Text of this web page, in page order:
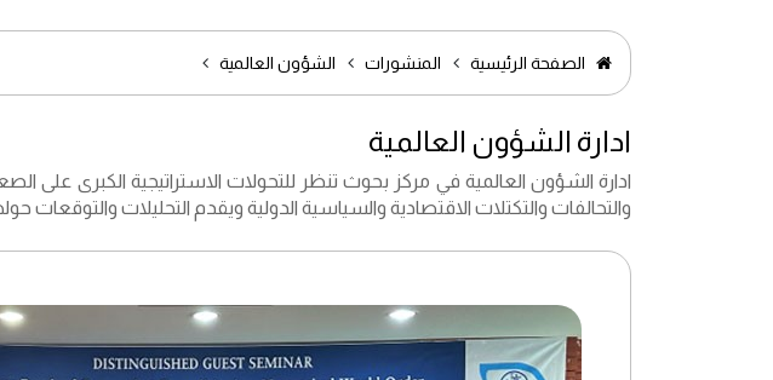
الصفحة الرئيسية المنشورات الشؤون العالمية
ادارة الشؤون العالمية
ادارة الشؤون العالمية في مركز بحوث تنظر للتحولات الاستراتيجية الكبرى على
والتحالفات والتكتلات الاقتصادية والسياسية الدولية ويقدم التحليلات والتوقعات